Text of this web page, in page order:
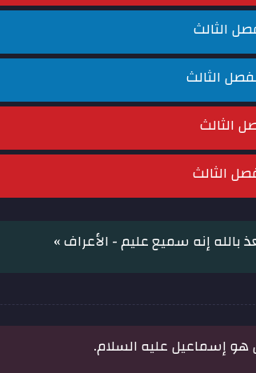
الثالث
الثالث
الثالث
الثالث
إنه سميع عليم - الأعراف »
إسماعيل عليه السلام.